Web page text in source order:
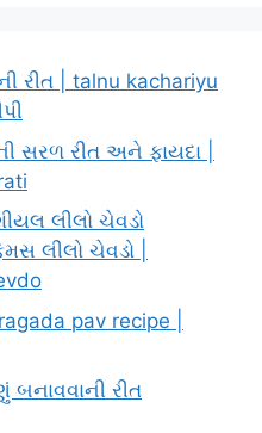
રીત | talnu kachariyu
સરળ રીત અને ફાયદા |
લીલો ચેવડો
લીલો ચેવડો |
pav recipe |
રીત